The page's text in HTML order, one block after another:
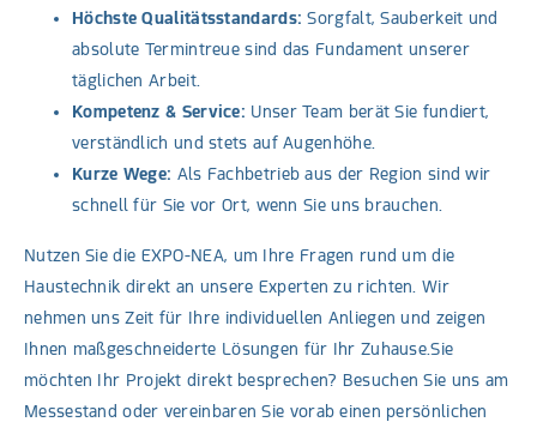
Höchste Qualitätsstandards: Sorgfalt, Sauberkeit und
absolute Termintreue sind das Fundament unserer
täglichen Arbeit.
Kompetenz & Service: Unser Team berät Sie fundiert,
verständlich und stets auf Augenhöhe.
Kurze Wege: Als Fachbetrieb aus der Region sind wir
schnell für Sie vor Ort, wenn Sie uns brauchen.
Nutzen Sie die EXPO-NEA, um Ihre Fragen rund um die
Haustechnik direkt an unsere Experten zu richten. Wir
nehmen uns Zeit für Ihre individuellen Anliegen und zeigen
Ihnen maßgeschneiderte Lösungen für Ihr Zuhause.Sie
möchten Ihr Projekt direkt besprechen? Besuchen Sie uns am
Messestand oder vereinbaren Sie vorab einen persönlichen